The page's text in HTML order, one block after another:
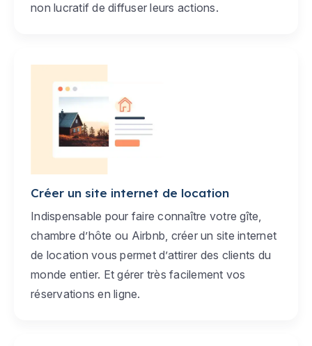
non lucratif de diffuser leurs actions.
Créer un site internet de location
Indispensable pour faire connaître votre gîte,
chambre d’hôte ou Airbnb, créer un site internet
de location vous permet d’attirer des clients du
monde entier. Et gérer très facilement vos
réservations en ligne.